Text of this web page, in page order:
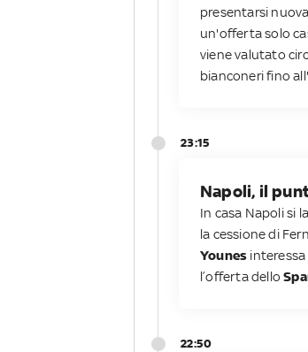
presentarsi
un'offerta solo
viene valutato
bianconeri fino
23:15
Napoli, il
In casa Napoli si
la cessione di
Younes interessa
l’offerta dello
22:50